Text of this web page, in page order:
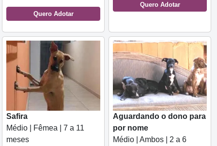
Quero Adotar
Quero Adotar
Safira
Médio | Fêmea | 7 a 11
meses
Aguardando o dono para
por nome
Médio | Ambos | 2 a 6